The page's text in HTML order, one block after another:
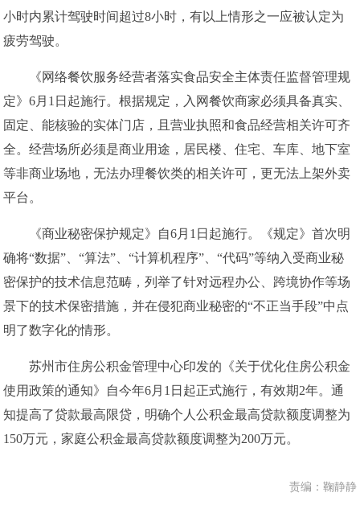
小时内累计驾驶时间超过8小时，有以上情形之一应被认定为
疲劳驾驶。
《网络餐饮服务经营者落实食品安全主体责任监督管理规
定》6月1日起施行。根据规定，入网餐饮商家必须具备真实、
固定、能核验的实体门店，且营业执照和食品经营相关许可齐
全。经营场所必须是商业用途，居民楼、住宅、车库、地下室
等非商业场地，无法办理餐饮类的相关许可，更无法上架外卖
平台。
《商业秘密保护规定》自6月1日起施行。《规定》首次明
确将“数据”、“算法”、“计算机程序”、“代码”等纳入受商业秘
密保护的技术信息范畴，列举了针对远程办公、跨境协作等场
景下的技术保密措施，并在侵犯商业秘密的“不正当手段”中点
明了数字化的情形。
苏州市住房公积金管理中心印发的《关于优化住房公积金
使用政策的通知》自今年6月1日起正式施行，有效期2年。通
知提高了贷款最高限贷，明确个人公积金最高贷款额度调整为
150万元，家庭公积金最高贷款额度调整为200万元。
责编：鞠静静